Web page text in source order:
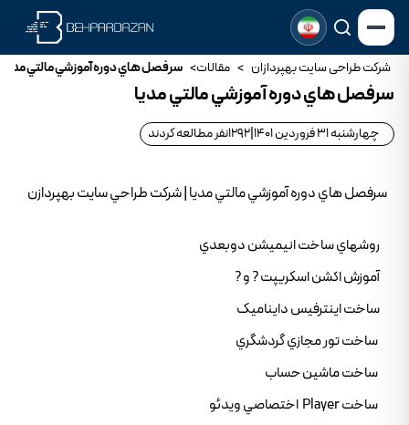
شرکت طراحی سایت بهپردازان > مقالات> سرفصل هاي دوره آموزشي مالتي مديا
سرفصل هاي دوره آموزشي مالتي مديا
چهارشنبه 31 فروردین 1401 1292نفر مطالعه کردند
سرفصل هاي دوره آموزشي مالتي مديا | شرکت طراحي سايت بهپردازن
روشهاي ساخت انيميشن دوبعدي
آموزش اکشن اسکريپت ? و ?
ساخت اينترفيس دايناميک
ساخت تور مجازي گردشگري
ساخت ماشين حساب
ساخت Player اختصاصي ويدئو